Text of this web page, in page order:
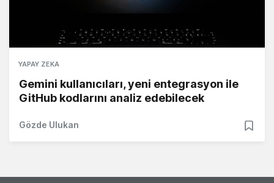
YAPAY ZEKA
Gemini kullanıcıları, yeni entegrasyon ile
GitHub kodlarını analiz edebilecek
Gözde Ulukan